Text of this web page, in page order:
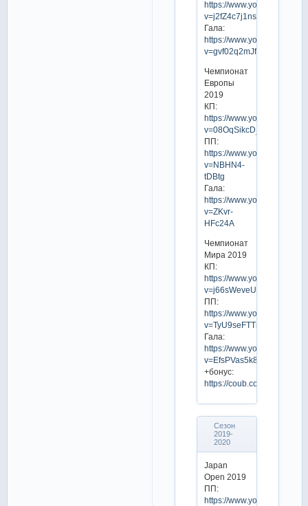
https://www.youtube.com/
v=j2fZ4c7j1ns
Гала:
https://www.youtube.com/
v=gvf02q2mJfk
Чемпионат
Европы
2019
КП:
https://www.youtube.com/
v=08OqSikcD_M
ПП:
https://www.youtube.com/
v=NBHN4-
tDBtg
Гала:
https://www.youtube.com/
v=ZKvr-
HFc24A
Чемпионат
Мира 2019
КП:
https://www.youtube.com/
v=j66sWeveUI4
ПП:
https://www.youtube.com/
v=TyU9seFTTnQ
Гала:
https://www.youtube.com/
v=EfsPVas5k84
+бонус:
https://coub.com/view/
Сезон
2019-
2020
Japan
Open 2019
ПП:
https://www.youtube.com/